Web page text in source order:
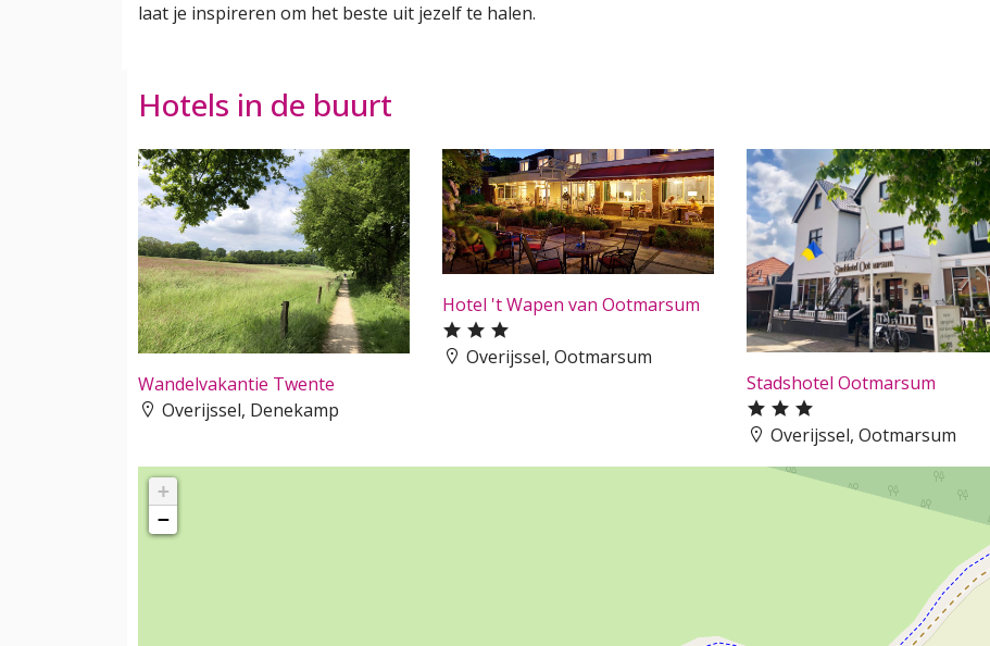
laat je inspireren om het beste uit jezelf te halen.
Hotels in de buurt
Wandelvakantie Twente
Overijssel, Denekamp
Hotel 't Wapen van Ootmarsum
Overijssel, Ootmarsum
Stadshotel Ootmarsum
Overijssel, Ootmarsum
+
−